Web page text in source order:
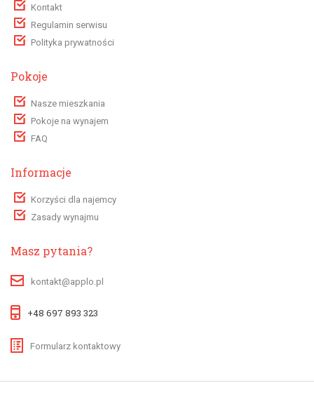
Kontakt
Regulamin serwisu
Polityka prywatności
Pokoje
Nasze mieszkania
Pokoje na wynajem
FAQ
Informacje
Korzyści dla najemcy
Zasady wynajmu
Masz pytania?
kontakt@applo.pl
+48 697 893 323
Formularz kontaktowy